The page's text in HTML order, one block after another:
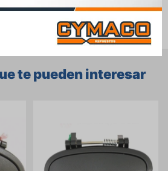
te pueden interesar